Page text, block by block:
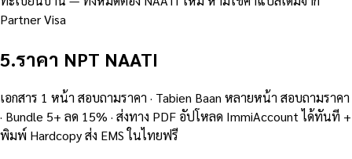
Partner Visa
5.ราคา NPT NAATI
เอกสาร 1 หน้า สอบถามราคา · Tabien Baan หลายหน้า สอบถามราคา
· Bundle 5+ ลด 15% · ส่งทาง PDF อัปโหลด ImmiAccount ได้ทันที +
พิมพ์ Hardcopy ส่ง EMS ในไทยฟรี